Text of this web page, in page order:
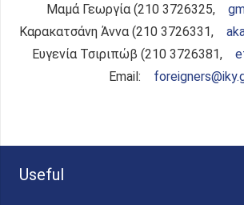
Μαμά Γεωργία (210 3726325,
Καρακατσάνη Άννα (210 3726331,
Ευγενία Τσιριπώβ (210 3726381,
Email:
Useful